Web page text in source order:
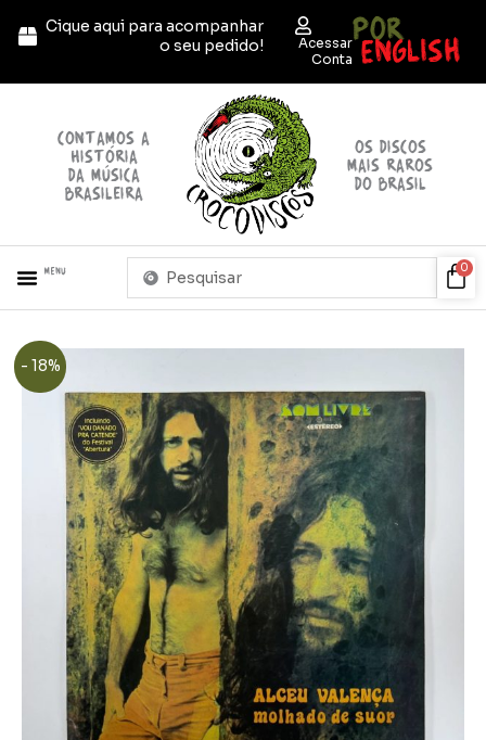
para
conteúdo
Cique aqui para acompanhar
o seu pedido!
Acessar
Conta
POR
ENGLISH
contamos a
história
da música
brasileira
OS discos
mais raros
do brasil
Menu
Pesquisar
0
- 18%
original
era:
R$490,00.
preço
atual
é:
R$400,00.